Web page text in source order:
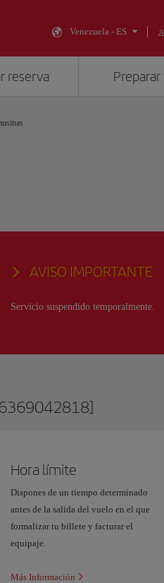
Venezuela - ES
reserva
AVISO IMPORTANTE
Servicio suspendido temporalmente.
Hora límite
Dispones de un tiempo determinado
antes de la salida del vuelo en el que
formalizar tu billete y facturar el
equipaje.
Más Información